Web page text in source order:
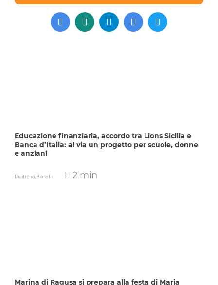
Educazione finanziaria, accordo tra Lions Sicilia e
Banca d’Italia: al via un progetto per scuole, donne
e anziani
Digitrend,3 ore fa 2 min
Marina di Ragusa si prepara alla festa di Maria